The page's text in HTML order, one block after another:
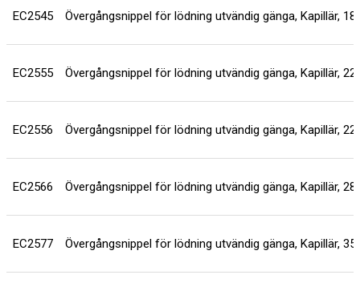
EC2545 Övergångsnippel för lödning utvändig gänga, Kapillär,
EC2555 Övergångsnippel för lödning utvändig gänga, Kapillär,
EC2556 Övergångsnippel för lödning utvändig gänga, Kapillär,
EC2566 Övergångsnippel för lödning utvändig gänga, Kapillär,
EC2577 Övergångsnippel för lödning utvändig gänga, Kapillär,